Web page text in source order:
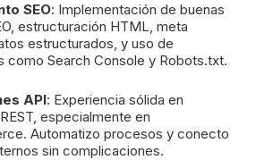
SEO: Implementación de buenas
estructuración HTML, meta
estructurados, y uso de
como Search Console y Robots.txt.
API: Experiencia sólida en
especialmente en
Automatizo procesos y conecto
sin complicaciones.